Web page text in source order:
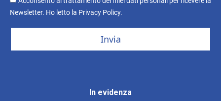
In evidenza
Newsletter. Ho letto la Privacy Policy.
Invia